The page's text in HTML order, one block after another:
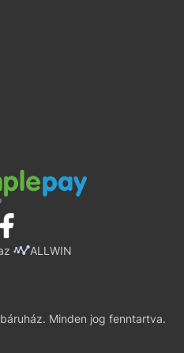
ALLWIN
Minden jog fenntartva.